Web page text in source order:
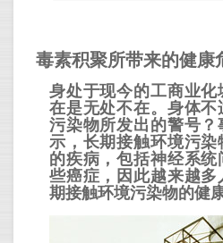
毒素积聚所带来的健康
身处于现今的工商业
在是无处不在。身体
污染物所发出的警号
示，长期接触环境污
的疾病，包括神经系
些癌症，因此越来越
期接触环境污染物的健